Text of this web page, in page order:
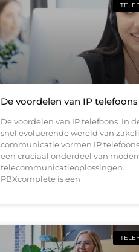
De voordelen van IP telefoons
De voordelen van IP telefoons In
snel evoluerende wereld van
communicatie vormen IP telefoons
een cruciaal onderdeel van
telecommunicatieoplossingen.
PBXcomplete is een